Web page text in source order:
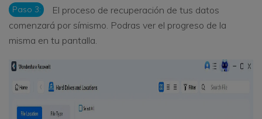
Paso 3:
El proceso de recuperación de tus datos
comenzará por símismo. Podras ver el progreso de la
misma en tu pantalla.